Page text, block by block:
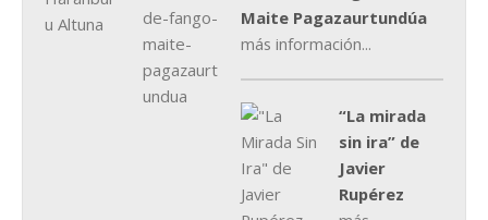
Maite Pagazaurtundúa
más información...
“La mirada
sin ira” de
Javier
Rupérez